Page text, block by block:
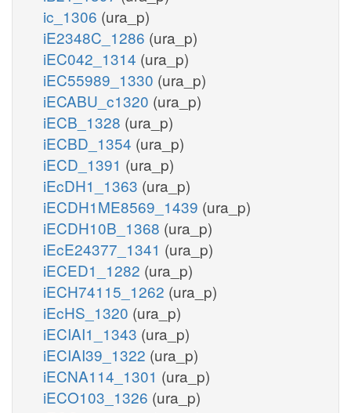
ic_1306 (ura_p)
iE2348C_1286 (ura_p)
iEC042_1314 (ura_p)
iEC55989_1330 (ura_p)
iECABU_c1320 (ura_p)
iECB_1328 (ura_p)
iECBD_1354 (ura_p)
iECD_1391 (ura_p)
iEcDH1_1363 (ura_p)
iECDH1ME8569_1439 (ura_p)
iECDH10B_1368 (ura_p)
iEcE24377_1341 (ura_p)
iECED1_1282 (ura_p)
iECH74115_1262 (ura_p)
iEcHS_1320 (ura_p)
iECIAI1_1343 (ura_p)
iECIAI39_1322 (ura_p)
iECNA114_1301 (ura_p)
iECO103_1326 (ura_p)